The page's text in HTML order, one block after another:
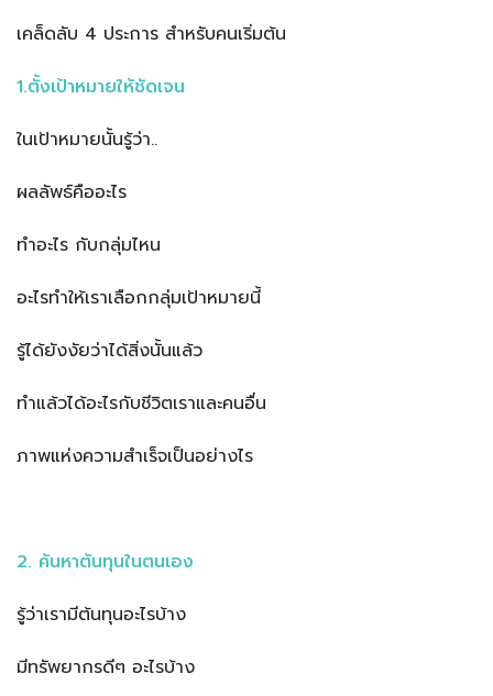
เคล็ดลับ 4 ประการ สำหรับคนเริ่มต้น
1.ตั้งเป้าหมายให้ชัดเจน
ในเป้าหมายนั้นรู้ว่า..
ผลลัพธ์คืออะไร
ทำอะไร กับกลุ่มไหน
อะไรทำให้เราเลือกกลุ่มเป้าหมายนี้
รู้ได้ยังงัยว่าได้สิ่งนั้นแล้ว
ทำแล้วได้อะไรกับชีวิตเราและคนอื่น
ภาพแห่งความสำเร็จเป็นอย่างไร
2. ค้นหาต้นทุนในตนเอง
รู้ว่าเรามีต้นทุนอะไรบ้าง
มีทรัพยากรดีๆ อะไรบ้าง